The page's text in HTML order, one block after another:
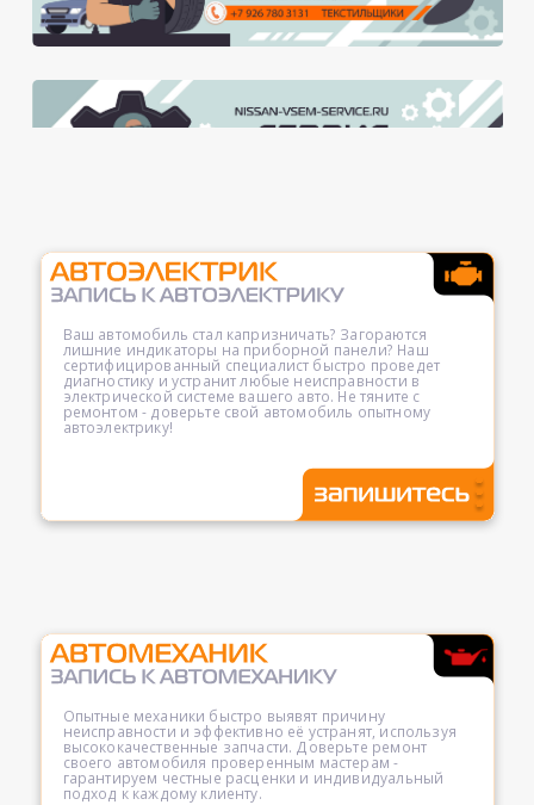
Ваш автомобиль стал капризничать? Загораются
лишние индикаторы на приборной панели? Наш
сертифицированный специалист быстро проведет
диагностику и устранит любые неисправности в
электрической системе вашего авто. Не тяните с
ремонтом - доверьте свой автомобиль опытному
автоэлектрику!
Опытные механики быстро выявят причину
неисправности и эффективно её устранят, используя
высококачественные запчасти. Доверьте ремонт
своего автомобиля проверенным мастерам -
гарантируем честные расценки и индивидуальный
подход к каждому клиенту.